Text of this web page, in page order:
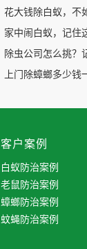
花大钱除白蚁，不
家中闹白蚁，记住
除虫公司怎么挑？
上门除蟑螂多少
客户案例
白蚁防治案例
老鼠防治案例
蟑螂防治案例
蚊蝇防治案例